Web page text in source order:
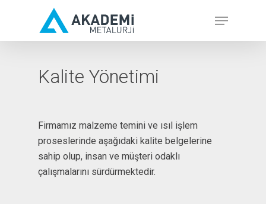
Menu
Kalite Yönetimi
Firmamız malzeme temini ve ısıl işlem
proseslerinde aşağıdaki kalite belgelerine
sahip olup, insan ve müşteri odaklı
çalışmalarını sürdürmektedir.